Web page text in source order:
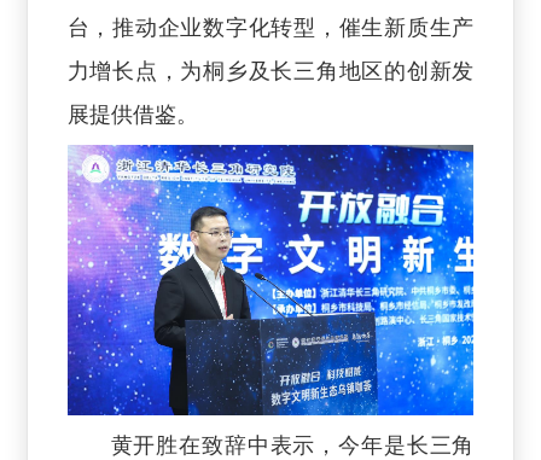
台，推动企业数字化转型，催生新质生产
力增长点，为桐乡及长三角地区的创新发
展提供借鉴。
黄开胜在致辞中表示，今年是长三角